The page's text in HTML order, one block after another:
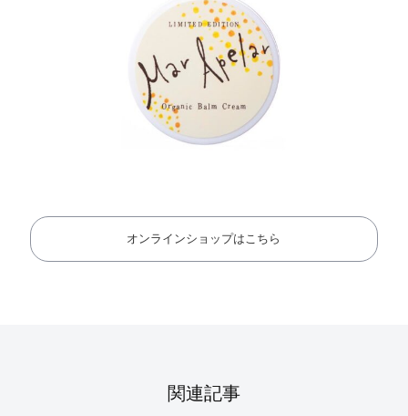
オンラインショップはこちら
関連記事